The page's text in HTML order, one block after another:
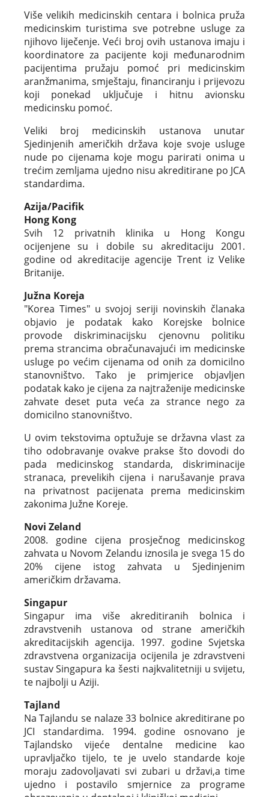
Više velikih medicinskih centara i bolnica pruža
medicinskim turistima sve potrebne usluge za
njihovo liječenje. Veći broj ovih ustanova imaju i
koordinatore za pacijente koji međunarodnim
pacijentima pružaju pomoć pri medicinskim
aranžmanima, smještaju, financiranju i prijevozu
koji ponekad uključuje i hitnu avionsku
medicinsku pomoć.
Veliki broj medicinskih ustanova unutar
Sjedinjenih američkih država koje svoje usluge
nude po cijenama koje mogu parirati onima u
trećim zemljama ujedno nisu akreditirane po JCA
standardima.
Azija/Pacifik
Hong Kong
Svih 12 privatnih klinika u Hong Kongu
ocijenjene su i dobile su akreditaciju 2001.
godine od akreditacije agencije Trent iz Velike
Britanije.
Južna Koreja
"Korea Times" u svojoj seriji novinskih članaka
objavio je podatak kako Korejske bolnice
provode diskriminacijsku cjenovnu politiku
prema strancima obračunavajući im medicinske
usluge po većim cijenama od onih za domicilno
stanovništvo. Tako je primjerice objavljen
podatak kako je cijena za najtraženije medicinske
zahvate deset puta veća za strance nego za
domicilno stanovništvo.
U ovim tekstovima optužuje se državna vlast za
tiho odobravanje ovakve prakse što dovodi do
pada medicinskog standarda, diskriminacije
stranaca, prevelikih cijena i narušavanje prava
na privatnost pacijenata prema medicinskim
zakonima Južne Koreje.
Novi Zeland
2008. godine cijena prosječnog medicinskog
zahvata u Novom Zelandu iznosila je svega 15 do
20% cijene istog zahvata u Sjedinjenim
američkim državama.
Singapur
Singapur ima više akreditiranih bolnica i
zdravstvenih ustanova od strane američkih
akreditacijskih agencija. 1997. godine Svjetska
zdravstvena organizacija ocijenila je zdravstveni
sustav Singapura ka šesti najkvalitetniji u svijetu,
te najbolji u Aziji.
Tajland
Na Tajlandu se nalaze 33 bolnice akreditirane po
JCI standardima. 1994. godine osnovano je
Tajlandsko vijeće dentalne medicine kao
upravljačko tijelo, te je uvelo standarde koje
moraju zadovoljavati svi zubari u državi,a time
ujedno i postavilo smjernice za programe